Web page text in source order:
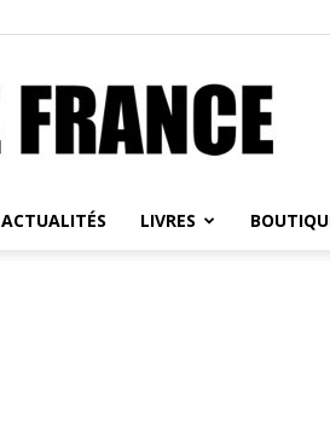
ACTUALITÉS LIVRES